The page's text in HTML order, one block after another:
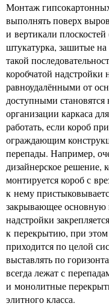
Монтаж
выполнять поверх
и вертикали
штукатурка, зашитые
такой
коробчатой
равноудалёнными от
доступными становятся
организации каркаса
работать, если короб
ограждающим
перепады. Например,
дизайнерское решение,
монтируется короб с
к нему
закрывающее основную
надстройки
к перекрытию, при
приходится по целой
выставлять по
всегда лежат с
и монолитные
элитного класса.